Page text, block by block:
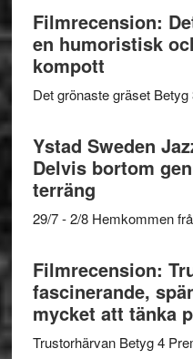
Filmrecension:
en humoristisk
kompott
Det grönaste gräset
Ystad Sweden
Delvis bortom
terräng
29/7 - 2/8 Hemkommen
Filmrecension:
fascinerande,
mycket att tänka
Trustorhärvan Betyg 4